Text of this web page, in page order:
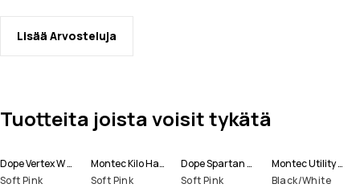
Lisää Arvosteluja
Tuotteita joista voisit tykätä
Dope Vertex W Lumilautailutakki Naiset
Soft Pink
Montec Kilo Hanskat
Soft Pink
Dope Spartan W Lumilautailutakki Naiset
Soft Pink
Montec Utility Lasketteluhanskat
Black/White